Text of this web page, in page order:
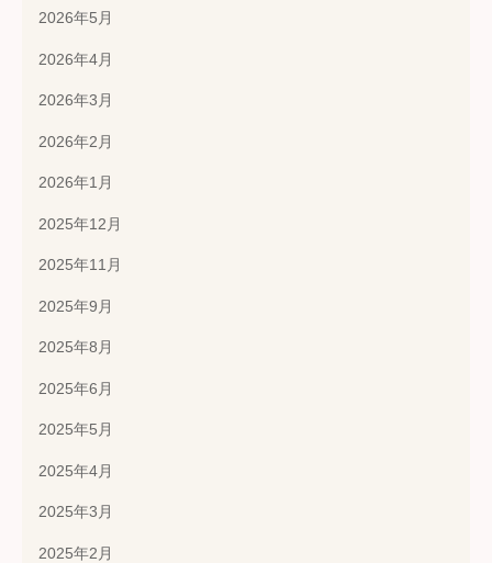
2026年5月
2026年4月
2026年3月
2026年2月
2026年1月
2025年12月
2025年11月
2025年9月
2025年8月
2025年6月
2025年5月
2025年4月
2025年3月
2025年2月